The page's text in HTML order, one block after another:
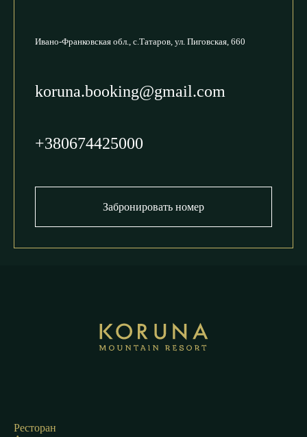
Ивано-Франковская обл., с.Татаров, ул. Пиговская, 660
koruna.booking@gmail.com
+380674425000
Забронировать номер
Ресторан